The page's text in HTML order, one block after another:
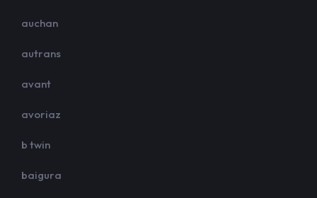
auchan
autrans
avant
avoriaz
b twin
baigura